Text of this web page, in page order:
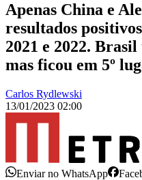
Apenas China e
resultados
2021 e 2022.
mas ficou em 5º
Carlos Rydlewski
13/01/2023 02:00
Enviar no WhatsApp